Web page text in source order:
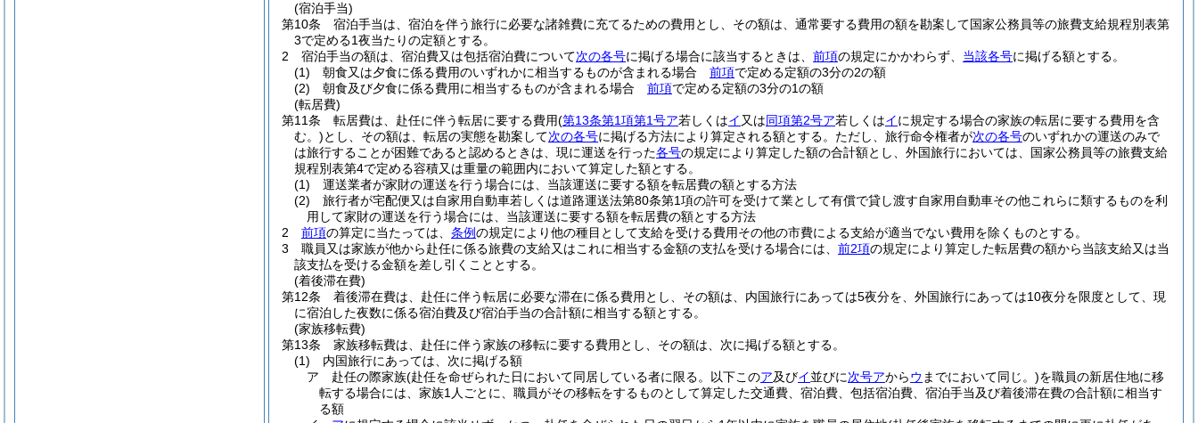
(宿泊手当)
第10条
宿泊手当は、宿泊を伴う旅行に必要な諸雑費に充てるための費用とし、その額は、通常要する費用の額を勘案して国家公務員等の旅費支給規程別表第
3で定める1夜当たりの定額とする。
2
宿泊手当の額は、宿泊費又は包括宿泊費について次の各号に掲げる場合に該当するときは、 前項の規定にかかわらず、 当該各号に掲げる額とする。
(1)
朝食又は夕食に係る費用のいずれかに相当するものが含まれる場合 前項で定める定額の3分の2の額
(2)
朝食及び夕食に係る費用に相当するものが含まれる場合 前項で定める定額の3分の1の額
(転居費)
第11条
転居費は、赴任に伴う転居に要する費用(第13条第1項第1号ア若しくはイ 又は同項第2号ア若しくはイに規定する場合の家族の転居に要する費用を含
む。)とし、その額は、転居の実態を勘案して次の各号に掲げる方法により算定される額とする。 ただし、旅行命令権者が次の各号のいずれかの運送のみで
は旅行することが困難であると認めるときは、現に運送を行った各号の規定により算定した額の合計額とし、外国旅行においては、国家公務員等の旅費支給
規程別表第4で定める容積又は重量の範囲内において算定した額とする。
(1)
運送業者が家財の運送を行う場合には、当該運送に要する額を転居費の額とする方法
(2)
旅行者が宅配便又は自家用自動車若しくは道路運送法第80条第1項の許可を受けて業として有償で貸し渡す自家用自動車その他これらに類するものを利
用して家財の運送を行う場合には、当該運送に要する額を転居費の額とする方法
2
前項の算定に当たっては、 条例の規定により他の種目として支給を受ける費用その他の市費による支給が適当でない費用を除くものとする。
3
職員又は家族が他から赴任に係る旅費の支給又はこれに相当する金額の支払を受ける場合には、 前2項の規定により算定した転居費の額から当該支給又は当
該支払を受ける金額を差し引くこととする。
(着後滞在費)
第12条
着後滞在費は、赴任に伴う転居に必要な滞在に係る費用とし、その額は、内国旅行にあっては5夜分を、外国旅行にあっては10夜分を限度として、現
に宿泊した夜数に係る宿泊費及び宿泊手当の合計額に相当する額とする。
(家族移転費)
第13条
家族移転費は、赴任に伴う家族の移転に要する費用とし、その額は、次に掲げる額とする。
(1)
内国旅行にあっては、次に掲げる額
ア
赴任の際家族(赴任を命ぜられた日において同居している者に限る。以下このア及びイ並びに次号アからウ までにおいて同じ。)を職員の新居住地に移
転する場合には、家族1人ごとに、職員がその移転をするものとして算定した交通費、宿泊費、包括宿泊費、宿泊手当及び着後滞在費の合計額に相当す
る額